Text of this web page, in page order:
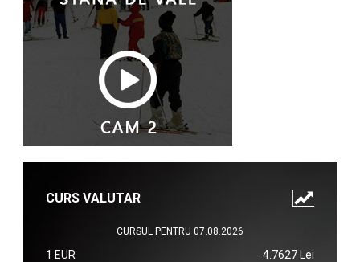
CURS VALUTAR
CURSUL PENTRU 07.08.2026
1 EUR
4.7627 Lei